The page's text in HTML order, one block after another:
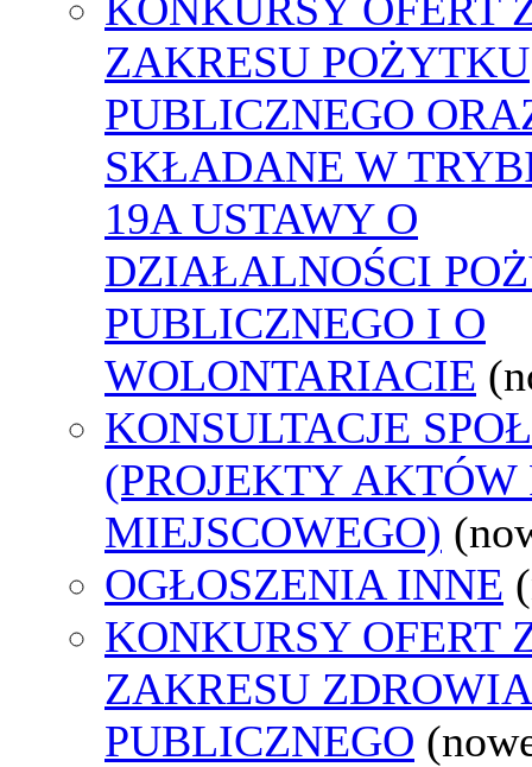
ZAKRESU POŻYTKU
PUBLICZNEGO
SKŁADANE W
19A USTAWY O
DZIAŁALNOŚCI
PUBLICZNEGO I O
WOLONTARIACIE
KONSULTACJE
(PROJEKTY AKTÓW
MIEJSCOWEGO)
OGŁOSZENIA INNE
KONKURSY OFERT
ZAKRESU ZDROWIA
PUBLICZNEGO